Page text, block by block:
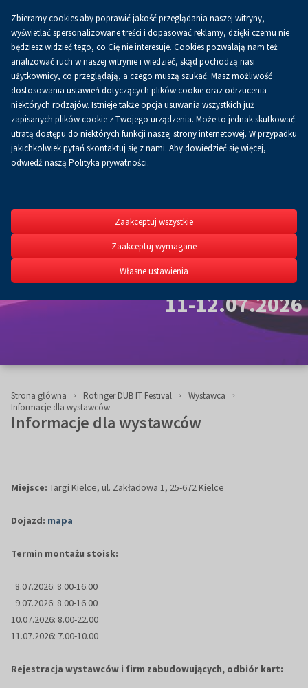
0.00 złKoszykPL
IT
XIII Rotinger Dub it
11-12.07.2026
Strona główna Rotinger DUB IT Festival
Wystawca
Informacje dla wystawców
Informacje dla wystawców
Miejsce: Targi Kielce, ul. Zakładowa 1, 25-672 Kielce
Dojazd: mapa
Termin montażu stoisk:
8.07.2026: 8.00-16.00
9.07.2026: 8.00-16.00
10.07.2026: 8.00-22.00
11.07.2026: 7.00-10.00
Rejestracja wystawców i firm zabudowujących, odbiór kart:
Zbieramy cookies aby poprawić jakość przeglądania naszej witryny,
wyświetlać spersonalizowane treści i dopasować reklamy, dzięki czemu nie
będziesz widzieć tego, co Cię nie interesuje. Cookies pozwalają nam też
analizować ruch w naszej witrynie i wiedzieć, skąd pochodzą nasi
użytkownicy, co przeglądają, a czego muszą szukać. Masz możliwość
dostosowania ustawień dotyczących plików cookie oraz odrzucenia
niektórych rodzajów. Istnieje także opcja usuwania wszystkich już
zapisanych plików cookie z Twojego urządzenia. Może to jednak skutkować
utratą dostępu do niektórych funkcji naszej strony internetowej. W przypadku
jakichkolwiek pytań skontaktuj się z nami. Aby dowiedzieć się więcej,
odwiedź naszą Polityka prywatności.
Zaakceptuj wszystkie
Zaakceptuj wymagane
Własne ustawienia